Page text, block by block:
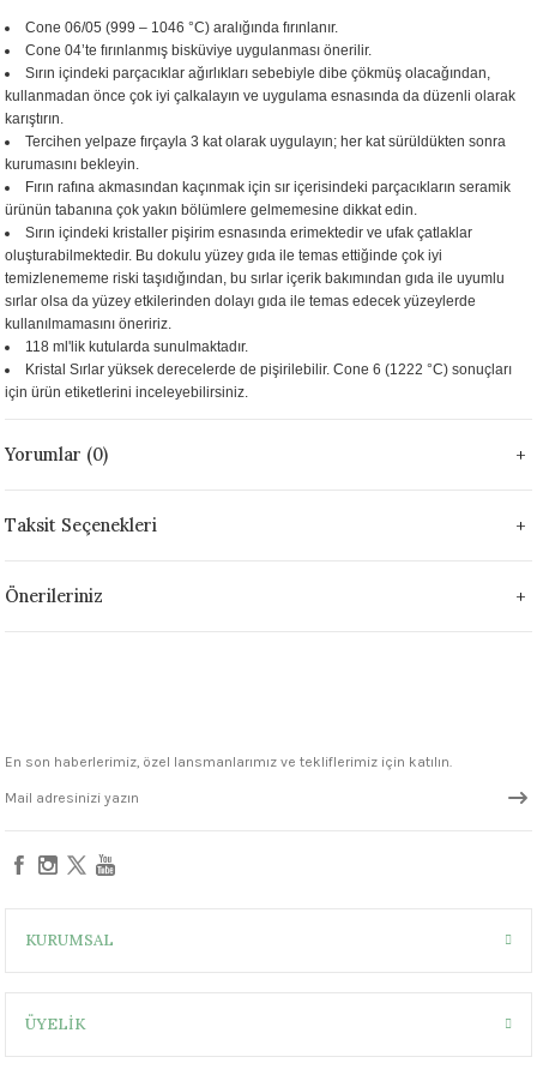
Stoneware Flux
1305 °C
- 1222 °C
- 1046 °C
°C
1046 °C
- 1046 °C
Cone 06/05 (999 – 1046 °C) aralığında fırınlanır.
Cone 04’te fırınlanmış bisküviye uygulanması önerilir.
Sırın içindeki parçacıklar ağırlıkları sebebiyle dibe çökmüş olacağından,
kullanmadan önce çok iyi çalkalayın ve uygulama esnasında da düzenli olarak
karıştırın.
Tercihen yelpaze fırçayla 3 kat olarak uygulayın; her kat sürüldükten sonra
kurumasını bekleyin.
Fırın rafına akmasından kaçınmak için sır içerisindeki parçacıkların seramik
ürünün tabanına çok yakın bölümlere gelmemesine dikkat edin.
Sırın içindeki kristaller pişirim esnasında erimektedir ve ufak çatlaklar
oluşturabilmektedir. Bu dokulu yüzey gıda ile temas ettiğinde çok iyi
temizlenememe riski taşıdığından, bu sırlar içerik bakımından gıda ile uyumlu
sırlar olsa da yüzey etkilerinden dolayı gıda ile temas edecek yüzeylerde
kullanılmamasını öneririz.
118 ml'lik kutularda sunulmaktadır.
Kristal Sırlar yüksek derecelerde de pişirilebilir. Cone 6 (1222 °C) sonuçları
için ürün etiketlerini inceleyebilirsiniz.
Yorumlar (0)
Taksit Seçenekleri
Önerileriniz
En son haberlerimiz, özel lansmanlarımız ve tekliflerimiz için katılın.
KURUMSAL
ÜYELİK